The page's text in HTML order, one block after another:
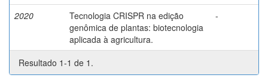
2020
Tecnologia CRISPR na edição
genômica de plantas: biotecnologia
aplicada à agricultura.
-
Resultado 1-1 de 1.